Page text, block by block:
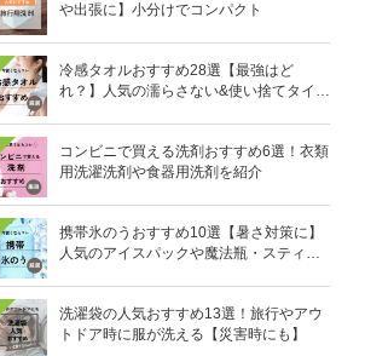
や出張に】小分けでコンパクト
冷感タオルおすすめ28選【最強はど
れ？】人気の濡らさない&使い捨てタイプ
コンビニで買える洗剤おすすめ6選！衣類
用洗濯洗剤や食器用洗剤を紹介
携帯氷のうおすすめ10選【暑さ対策に】
人気のアイスパックや魔法瓶・スティッ
洗濯袋の人気おすすめ13選！旅行やアウ
トドア時に服が洗える【災害時にも】